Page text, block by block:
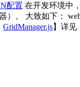
配置 在开发环境中
）。 大致如下：
GridManager.js】详见